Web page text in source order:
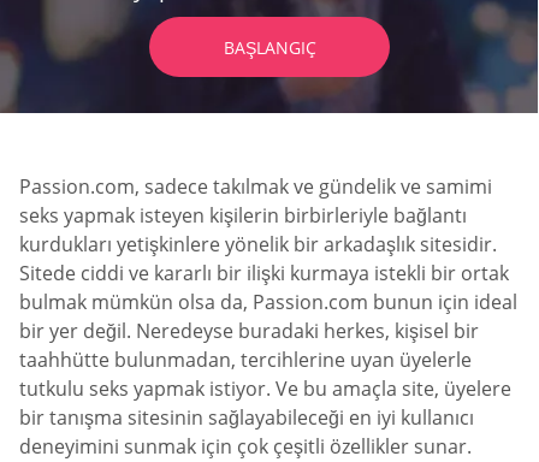
BAŞLANGIÇ
Passion.com, sadece takılmak ve gündelik ve samimi
seks yapmak isteyen kişilerin birbirleriyle bağlantı
kurdukları yetişkinlere yönelik bir arkadaşlık sitesidir.
Sitede ciddi ve kararlı bir ilişki kurmaya istekli bir ortak
bulmak mümkün olsa da, Passion.com bunun için ideal
bir yer değil. Neredeyse buradaki herkes, kişisel bir
taahhütte bulunmadan, tercihlerine uyan üyelerle
tutkulu seks yapmak istiyor. Ve bu amaçla site, üyelere
bir tanışma sitesinin sağlayabileceği en iyi kullanıcı
deneyimini sunmak için çok çeşitli özellikler sunar.